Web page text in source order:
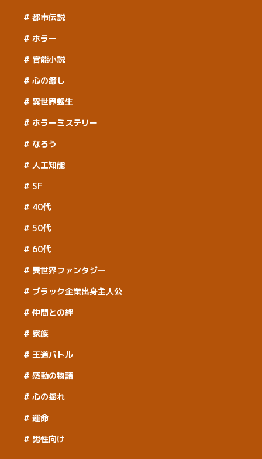
都市伝説
ホラー
官能小説
心の癒し
異世界転生
ホラーミステリー
なろう
人工知能
SF
40代
50代
60代
異世界ファンタジー
ブラック企業出身主人公
仲間との絆
家族
王道バトル
感動の物語
心の揺れ
運命
男性向け